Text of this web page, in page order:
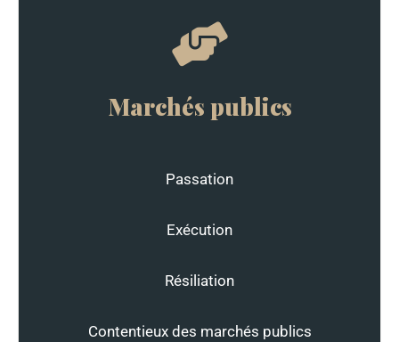
Marchés publics
Passation
Exécution
Résiliation
Contentieux des marchés publics